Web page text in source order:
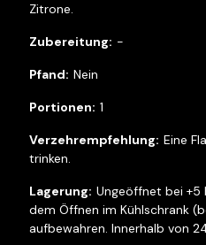
Zitrone.
-
Nein
1
Eine
trinken.
Ungeöffnet bei +5
dem Öffnen im Kühlschrank
aufbewahren. Innerhalb von